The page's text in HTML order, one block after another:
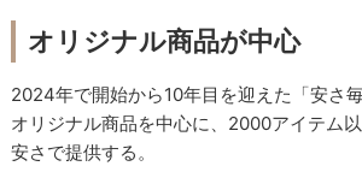
オリジナル商品が中心
2024年で開始から10年目を迎えた「安さ
オリジナル商品を中心に、2000アイテム
安さで提供する。